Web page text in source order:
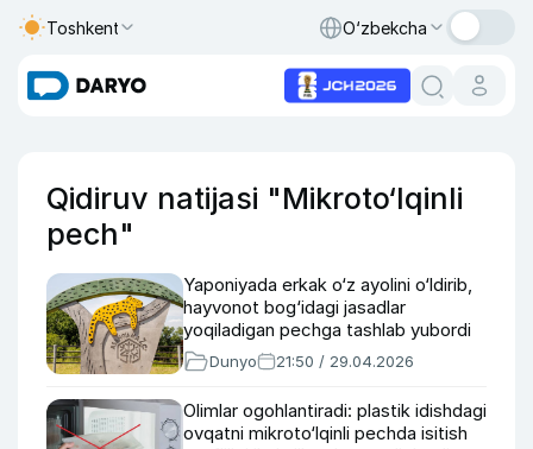
Toshkent O‘zbekcha
Qidiruv natijasi "Mikroto‘lqinli
pech"
Yaponiyada erkak o‘z ayolini o‘ldirib,
hayvonot bog‘idagi jasadlar
yoqiladigan pechga tashlab yubordi
Dunyo 21:50 / 29.04.2026
Olimlar ogohlantiradi: plastik idishdagi
ovqatni mikroto‘lqinli pechda isitish